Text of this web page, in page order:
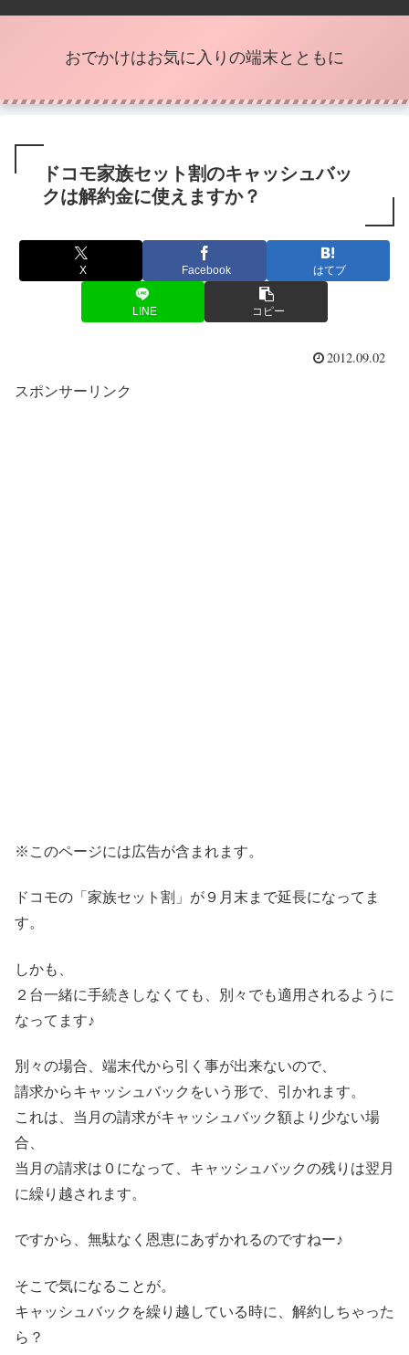
おでかけはお気に入りの端末とともに
ドコモ家族セット割のキャッシュバッ
クは解約金に使えますか？
X Facebook はてブ
LINE コピー
2012.09.02
スポンサーリンク
※このページには広告が含まれます。
ドコモの「家族セット割」が９月末まで延長になってま
す。
しかも、
２台一緒に手続きしなくても、別々でも適用されるように
なってます♪
別々の場合、端末代から引く事が出来ないので、
請求からキャッシュバックをいう形で、引かれます。
これは、当月の請求がキャッシュバック額より少ない場
合、
当月の請求は０になって、キャッシュバックの残りは翌月
に繰り越されます。
ですから、無駄なく恩恵にあずかれるのですねー♪
そこで気になることが。
キャッシュバックを繰り越している時に、解約しちゃった
ら？